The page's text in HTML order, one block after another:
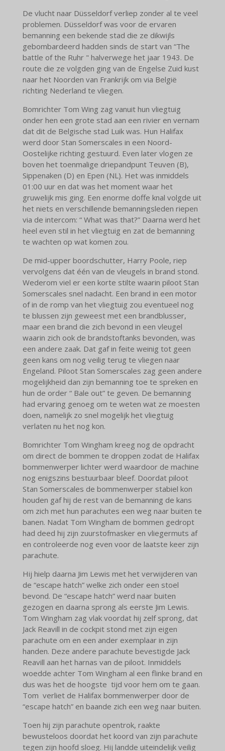
De vlucht naar Düsseldorf verliep zonder al te veel
problemen. Düsseldorf was voor de ervaren
bemanning een bekende stad die ze dikwijls
gebombardeerd hadden sinds de start van “The
battle of the Ruhr " halverwege het jaar 1943. De
route die ze volgden ging van de Engelse Zuid kust
naar het Noorden van Frankrijk om via België
richting Nederland te vliegen.
Bomrichter Tom Wing zag vanuit hun vliegtuig
onder hen een grote stad aan een rivier en vernam
dat dit de Belgische stad Luik was. Hun Halifax
werd door Stan Somerscales in een Noord-
Oostelijke richting gestuurd. Even later vlogen ze
boven het toenmalige driepandpunt Teuven (B),
Sippenaken (D) en Epen (NL). Het was inmiddels
01:00 uur en dat was het moment waar het
gruwelijk mis ging. Een enorme doffe knal volgde uit
het niets en verschillende bemanningsleden riepen
via de intercom: “ What was that?” Daarna werd het
heel even stil in het vliegtuig en zat de bemanning
te wachten op wat komen zou.
De mid-upper boordschutter, Harry Poole, riep
vervolgens dat één van de vleugels in brand stond.
Wederom viel er een korte stilte waarin piloot Stan
Somerscales snel nadacht. Een brand in een motor
of in de romp van het vliegtuig zou eventueel nog
te blussen zijn geweest met een brandblusser,
maar een brand die zich bevond in een vleugel
waarin zich ook de brandstoftanks bevonden, was
een andere zaak. Dat gaf in feite weinig tot geen
geen kans om nog veilig terug te vliegen naar
Engeland. Piloot Stan Somerscales zag geen andere
mogelijkheid dan zijn bemanning toe te spreken en
hun de order “ Bale out” te geven. De bemanning
had ervaring genoeg om te weten wat ze moesten
doen, namelijk zo snel mogelijk het vliegtuig
verlaten nu het nog kon.
Bomrichter Tom Wingham kreeg nog de opdracht
om direct de bommen te droppen zodat de Halifax
bommenwerper lichter werd waardoor de machine
nog enigszins bestuurbaar bleef. Doordat piloot
Stan Somerscales de bommenwerper stabiel kon
houden gaf hij de rest van de bemanning de kans
om zich met hun parachutes een weg naar buiten te
banen. Nadat Tom Wingham de bommen gedropt
had deed hij zijn zuurstofmasker en vliegermuts af
en controleerde nog even voor de laatste keer zijn
parachute.
Hij hielp daarna Jim Lewis met het verwijderen van
de “escape hatch” welke zich onder een stoel
bevond. De “escape hatch” werd naar buiten
gezogen en daarna sprong als eerste Jim Lewis.
Tom Wingham zag vlak voordat hij zelf sprong, dat
Jack Reavill in de cockpit stond met zijn eigen
parachute om en een ander exemplaar in zijn
handen. Deze andere parachute bevestigde Jack
Reavill aan het harnas van de piloot. Inmiddels
woedde achter Tom Wingham al een flinke brand en
dus was het de hoogste tijd voor hem om te gaan.
Tom verliet de Halifax bommenwerper door de
“escape hatch” en baande zich een weg naar buiten.
Toen hij zijn parachute opentrok, raakte
bewusteloos doordat het koord van zijn parachute
tegen zijn hoofd sloeg. Hij landde uiteindelijk veilig